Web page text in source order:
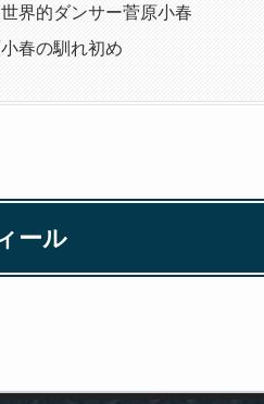
界的ダンサー菅原小春
春の馴れ初め
ール